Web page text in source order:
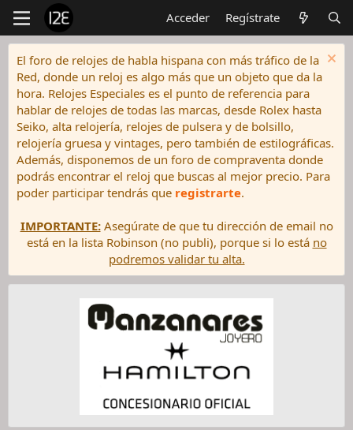
Acceder Regístrate
El foro de relojes de habla hispana con más tráfico de la
Red, donde un reloj es algo más que un objeto que da la
hora. Relojes Especiales es el punto de referencia para
hablar de relojes de todas las marcas, desde Rolex hasta
Seiko, alta relojería, relojes de pulsera y de bolsillo,
relojería gruesa y vintages, pero también de estilográficas.
Además, disponemos de un foro de compraventa donde
podrás encontrar el reloj que buscas al mejor precio. Para
poder participar tendrás que registrarte.
IMPORTANTE:Asegúrate de que tu dirección de email no
está en la lista Robinson (no publi), porque si lo está no
podremos validar tu alta.